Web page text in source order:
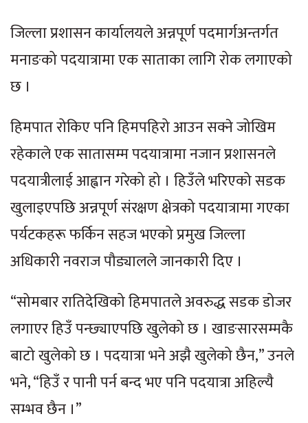
जिल्ला प्रशासन कार्यालयले अन्नपूर्ण पदमार्गअन्तर्गत
मनाङको पदयात्रामा एक साताका लागि रोक लगाएको
छ ।
हिमपात रोकिए पनि हिमपहिरो आउन सक्ने जोखिम
रहेकाले एक सातासम्म पदयात्रामा नजान प्रशासनले
पदयात्रीलाई आह्वान गरेको हो । हिउँले भरिएको सडक
खुलाइएपछि अन्नपूर्ण संरक्षण क्षेत्रको पदयात्रामा गएका
पर्यटकहरू फर्किन सहज भएको प्रमुख जिल्ला
अधिकारी नवराज पौड्यालले जानकारी दिए ।
“सोमबार रातिदेखिको हिमपातले अवरुद्ध सडक डोजर
लगाएर हिउँ पन्छ्याएपछि खुलेको छ । खाङसारसम्मकै
बाटो खुलेको छ । पदयात्रा भने अझै खुलेको छैन,” उनले
भने, “हिउँ र पानी पर्न बन्द भए पनि पदयात्रा अहिल्यै
सम्भव छैन ।”